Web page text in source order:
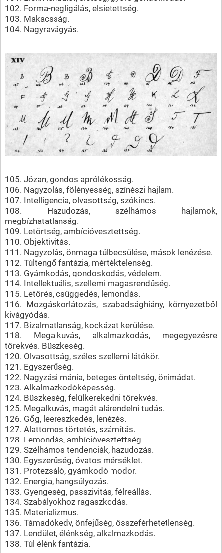
102. Forma-negligálás, elsietettség.
103. Makacsság.
104. Nagyravágyás.
105. Józan, gondos aprólékosság.
106. Nagyzolás, fölényesség, színészi hajlam.
107. Intelligencia, olvasottság, szókincs.
108. Hazudozás, szélhámos hajlamok,
megbízhatatlanság.
109. Letörtség, ambícióvesztettség.
110. Objektivitás.
111. Nagyzolás, önmaga túlbecsülése, mások lenézése.
112. Túltengő fantázia, mértéktelenség.
113. Gyámkodás, gondoskodás, védelem.
114. Intellektuális, szellemi magasrendűség.
115. Letörés, csüggedés, lemondás.
116. Mozgáskorlátozás, szabadsághiány, környezetből
kivágyódás.
117. Bizalmatlanság, kockázat kerülése.
118. Megalkuvás, alkalmazkodás, megegyezésre
törekvés. Büszkeség.
120. Olvasottság, széles szellemi látókör.
121. Egyszerűség.
122. Nagyzási mánia, beteges önteltség, önimádat.
123. Alkalmazkodóképesség.
124. Büszkeség, felülkerekedni törekvés.
125. Megalkuvás, magát alárendelni tudás.
126. Gőg, leereszkedés, lenézés.
127. Alattomos törtetés, számítás.
128. Lemondás, ambícióvesztettség.
129. Szélhámos tendenciák, hazudozás.
130. Egyszerűség, óvatos mérséklet.
131. Protezsáló, gyámkodó modor.
132. Energia, hangsúlyozás.
133. Gyengeség, passzivitás, félreállás.
134. Szabályokhoz ragaszkodás.
135. Materializmus.
136. Támadókedv, önfejűség, összeférhetetlenség.
137. Lendület, élénkség, alkalmazkodás.
138. Túl élénk fantázia.